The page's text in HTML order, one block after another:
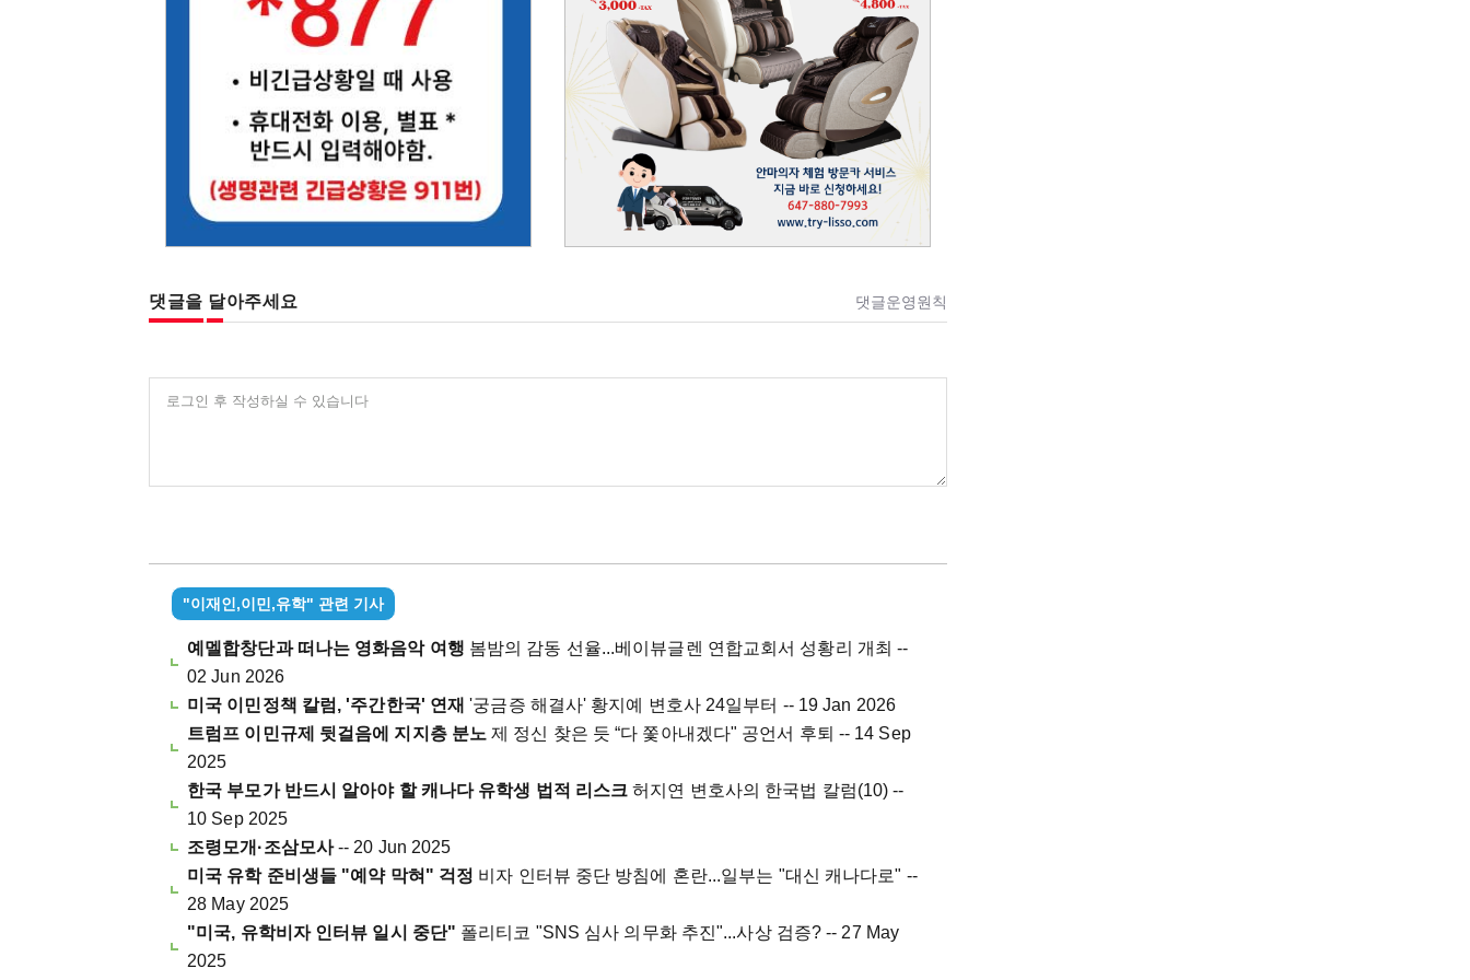
댓글을 달아주세요 댓글운영원칙
로그인 후 작성하실 수 있습니다
"이재인,이민,유학" 관련 기사
예멜합창단과 떠나는 영화음악 여행 봄밤의 감동 선율...베이뷰글렌 연합교회서 성황리 개최 --
02 Jun 2026
미국 이민정책 칼럼, '주간한국' 연재'궁금증 해결사' 황지예 변호사 24일부터 -- 19 Jan 2026
트럼프 이민규제 뒷걸음에 지지층 분노제 정신 찾은 듯 “다 쫓아내겠다" 공언서 후퇴 -- 14 Sep
2025
한국 부모가 반드시 알아야 할 캐나다 유학생 법적 리스크 허지연 변호사의 한국법 칼럼(10) --
10 Sep 2025
조령모개·조삼모사-- 20 Jun 2025
미국 유학 준비생들 "예약 막혀" 걱정 비자 인터뷰 중단 방침에 혼란...일부는 "대신 캐나다로" --
28 May 2025
"미국, 유학비자 인터뷰 일시 중단" 폴리티코 "SNS 심사 의무화 추진"...사상 검증? -- 27 May
2025